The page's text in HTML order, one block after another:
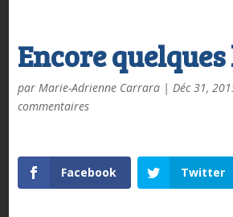
Encore
par Marie-Adrienne Carrara| Déc 31,
commentaires
Facebook Twitter